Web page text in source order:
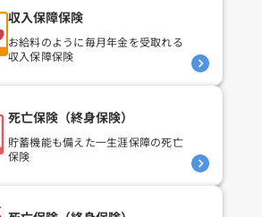
収入保障保険
お給料のように毎月年金を受取れる
収入保障保険
死亡保険（終身保険）
貯蓄機能も備えた一生涯保障の死亡
保険